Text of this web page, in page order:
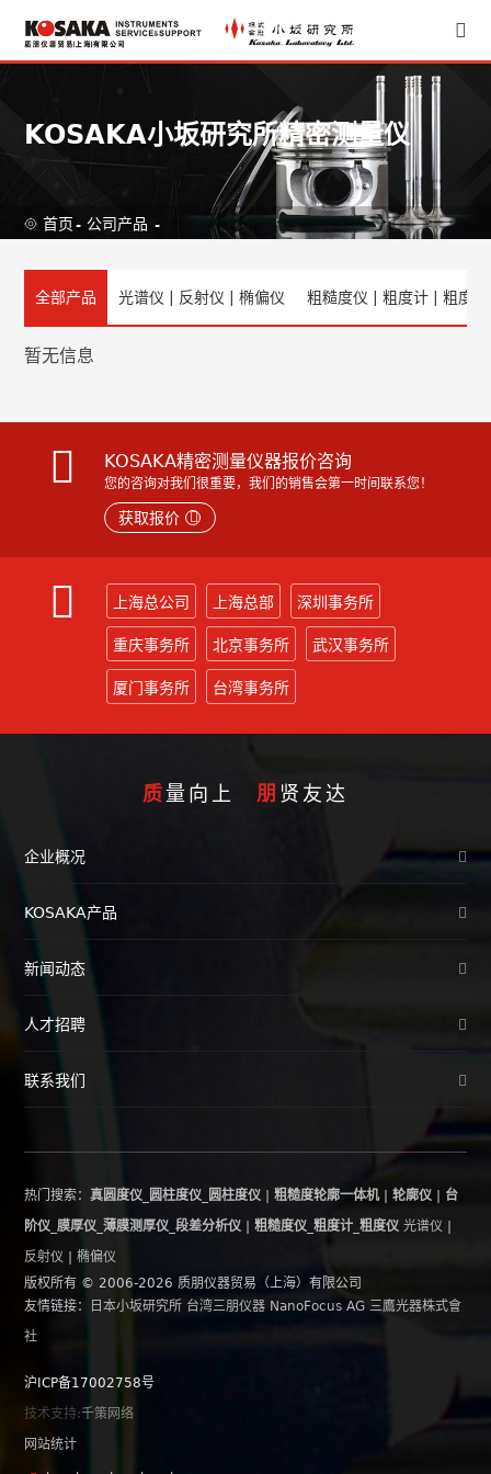
KOSAKA小坂研究所精密测量仪
首页 - 公司产品 -
全部产品 光谱仪 | 反射仪 | 椭偏仪 粗糙度仪 | 粗度计 | 粗度仪
暂无信息
KOSAKA精密测量仪器报价咨询
您的咨询对我们很重要，我们的销售会第一时间联系您！
获取报价
上海总公司 上海总部 深圳事务所
重庆事务所 北京事务所 武汉事务所
厦门事务所 台湾事务所
质量向上 朋 贤友达
企业概况
KOSAKA产品
新闻动态
人才招聘
联系我们
热门搜索：真圆度仪_圆柱度仪_圆柱度仪 |粗糙度轮廓一体机|轮廓仪 | 台
阶仪_膜厚仪_薄膜测厚仪_段差分析仪 |粗糙度仪_粗度计_粗度仪 光谱仪 |
反射仪 |椭偏仪
版权所有 © 2006-2026 质朋仪器贸易（上海）有限公司
友情链接：
日本小坂研究所 台湾三朋仪器 NanoFocus AG 三鷹光器株式會
社
沪ICP备17002758号
技术支持:千策网络
网站统计